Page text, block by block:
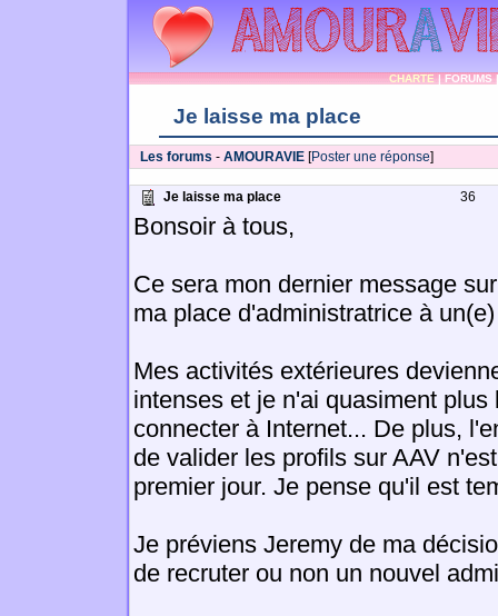
CHARTE|FORUMS
Je laisse ma place
Les forums - AMOURAVIE [Poster une réponse]
Je laisse ma place 36
Bonsoir à tous,
Ce sera mon dernier message
ma place d'administratrice à
Mes activités extérieures
intenses et je n'ai quasiment plus
connecter à Internet... De plus,
de valider les profils sur AAV
premier jour. Je pense qu'il est
Je préviens Jeremy de ma
de recruter ou non un nouvel